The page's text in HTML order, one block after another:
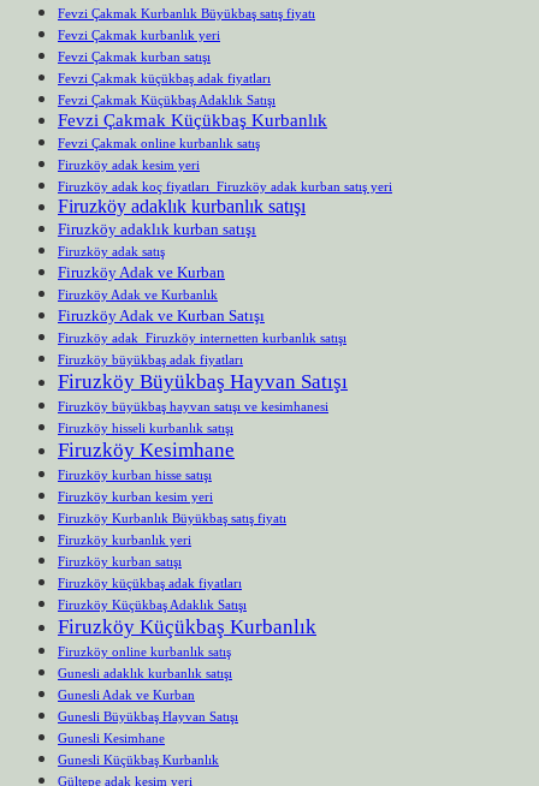
Fevzi Çakmak Kurbanlık Büyükbaş satış fiyatı
Fevzi Çakmak kurbanlık yeri
Fevzi Çakmak kurban satışı
Fevzi Çakmak küçükbaş adak fiyatları
Fevzi Çakmak Küçükbaş Adaklık Satışı
Fevzi Çakmak Küçükbaş Kurbanlık
Fevzi Çakmak online kurbanlık satış
Firuzköy adak kesim yeri
Firuzköy adak koç fiyatları Firuzköy adak kurban satış yeri
Firuzköy adaklık kurbanlık satışı
Firuzköy adaklık kurban satışı
Firuzköy adak satış
Firuzköy Adak ve Kurban
Firuzköy Adak ve Kurbanlık
Firuzköy Adak ve Kurban Satışı
Firuzköy adak Firuzköy internetten kurbanlık satışı
Firuzköy büyükbaş adak fiyatları
Firuzköy Büyükbaş Hayvan Satışı
Firuzköy büyükbaş hayvan satışı ve kesimhanesi
Firuzköy hisseli kurbanlık satışı
Firuzköy Kesimhane
Firuzköy kurban hisse satışı
Firuzköy kurban kesim yeri
Firuzköy Kurbanlık Büyükbaş satış fiyatı
Firuzköy kurbanlık yeri
Firuzköy kurban satışı
Firuzköy küçükbaş adak fiyatları
Firuzköy Küçükbaş Adaklık Satışı
Firuzköy Küçükbaş Kurbanlık
Firuzköy online kurbanlık satış
Gunesli adaklık kurbanlık satışı
Gunesli Adak ve Kurban
Gunesli Büyükbaş Hayvan Satışı
Gunesli Kesimhane
Gunesli Küçükbaş Kurbanlık
Gültepe adak kesim yeri